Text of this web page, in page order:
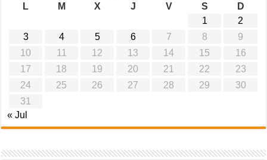
L
M X J V S
D
1
2
3
4 5 6 7 8
9
10
11 12 13 14 15
16
17
18 19 20 21 22
23
24
25 26 27 28 29
30
31
« Jul